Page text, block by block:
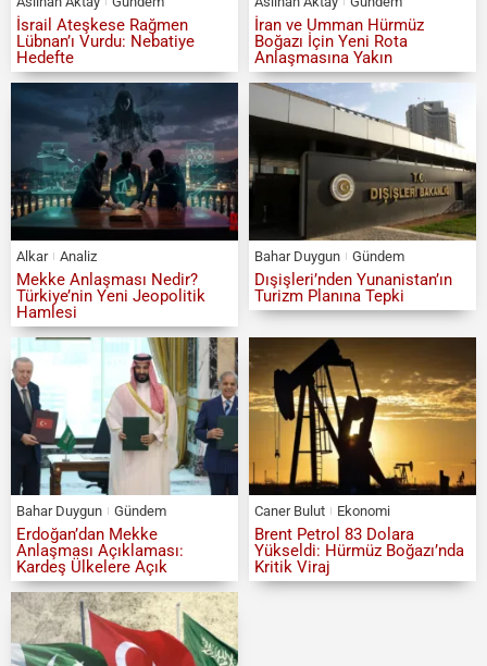
İsrail Ateşkese Rağmen
Lübnan’ı Vurdu: Nebatiye
Hedefte
İran ve Umman Hürmüz
Boğazı İçin Yeni Rota
Anlaşmasına Yakın
Alkar Analiz
Mekke Anlaşması Nedir?
Türkiye’nin Yeni Jeopolitik
Hamlesi
Bahar Duygun Gündem
Dışişleri’nden Yunanistan’ın
Turizm Planına Tepki
Bahar Duygun Gündem
Erdoğan’dan Mekke
Anlaşması Açıklaması:
Kardeş Ülkelere Açık
Caner Bulut Ekonomi
Brent Petrol 83 Dolara
Yükseldi: Hürmüz Boğazı’nda
Kritik Viraj